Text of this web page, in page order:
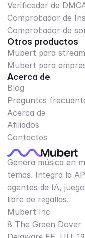
Verificador de
Comprobador de
Comprobador de
Otros productos
Mubert para
Mubert para
Acerca de
Blog
Preguntas
Acerca de
Afiliados
Contactos
Genera música en
temas. Integra la
agentes de IA,
libre de regalías.
Mubert Inc
8 The Green Dover